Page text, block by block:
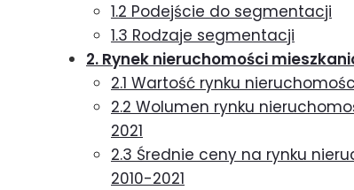
1.2 Podejście do segmentacji
1.3 Rodzaje segmentacji
2. Rynek nieruchomości
2.1 Wartość rynku
2.2 Wolumen rynku
2021
2.3 Średnie ceny na rynku
2010-2021